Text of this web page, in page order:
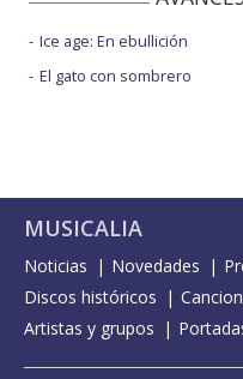
Ice age: En ebullición
El gato con sombrero
MUSICALIA
Noticias Novedades
Discos históricos
Artistas y grupos